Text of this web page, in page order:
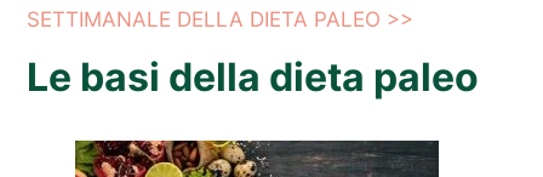
SETTIMANALE DELLA DIETA PALEO >>
Le basi della dieta paleo